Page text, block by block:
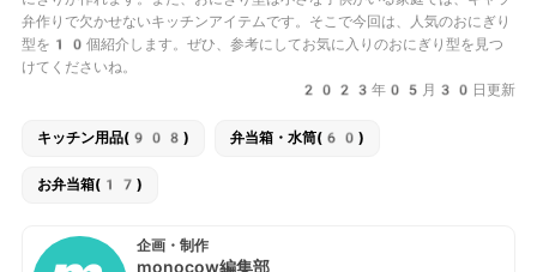
弁作りで欠かせないキッチンアイテムです。そこで今回は、人気のおにぎり
型を10個紹介します。ぜひ、参考にしてお気に入りのおにぎり型を見つ
けてくださいね。
2023年05月30日更新
キッチン用品(908) 弁当箱・水筒(60)
お弁当箱(17)
企画・制作
monocow編集部